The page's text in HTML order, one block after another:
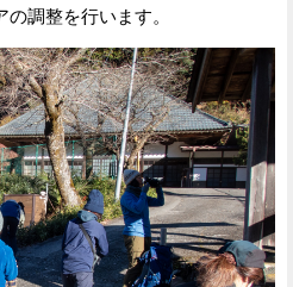
調整を行います。